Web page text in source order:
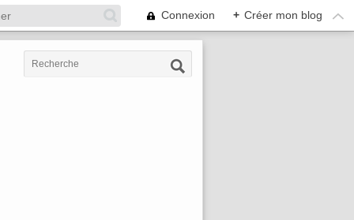
Connexion + Créer mon blog